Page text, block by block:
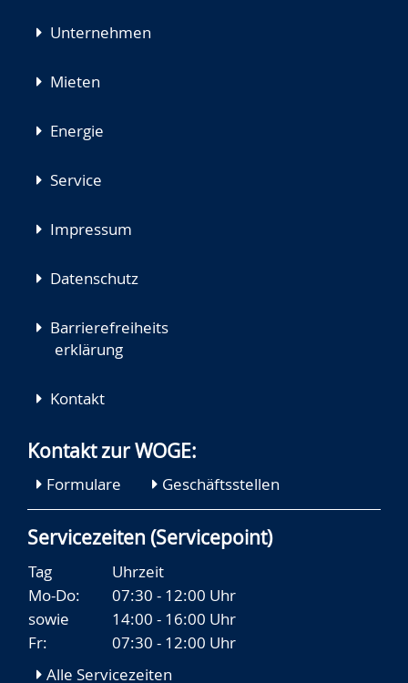
Unternehmen
Mieten
Energie
Service
Impressum
Datenschutz
Barrierefreiheits
erklärung
Kontakt
Kontakt zur WOGE:
Formulare Geschäftsstellen
Servicezeiten (Servicepoint)
Tag
Uhrzeit
Mo-Do:
07:30 - 12:00 Uhr
sowie
14:00 - 16:00 Uhr
Fr:
07:30 - 12:00 Uhr
Alle Servicezeiten